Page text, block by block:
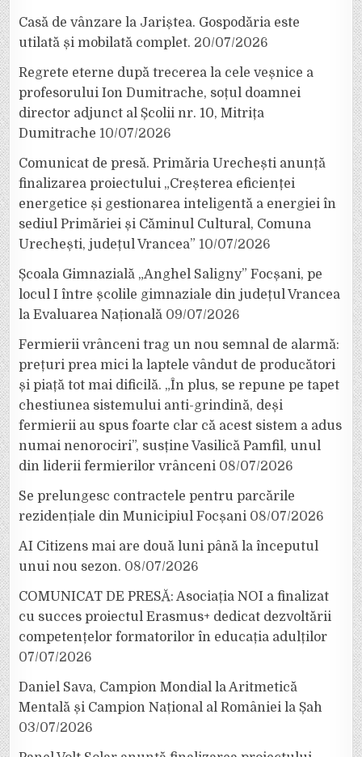
Casă de vânzare la Jariștea. Gospodăria este
utilată și mobilată complet. 20/07/2026
Regrete eterne după trecerea la cele veșnice a
profesorului Ion Dumitrache, soțul doamnei
director adjunct al Școlii nr. 10, Mitrița
Dumitrache 10/07/2026
Comunicat de presă. Primăria Urechești anunță
finalizarea proiectului „Creșterea eficienței
energetice și gestionarea inteligentă a energiei în
sediul Primăriei și Căminul Cultural, Comuna
Urechești, județul Vrancea” 10/07/2026
Școala Gimnazială „Anghel Saligny” Focșani, pe
locul I între școlile gimnaziale din județul Vrancea
la Evaluarea Națională 09/07/2026
Fermierii vrânceni trag un nou semnal de alarmă:
prețuri prea mici la laptele vândut de producători
și piață tot mai dificilă. „În plus, se repune pe tapet
chestiunea sistemului anti-grindină, deși
fermierii au spus foarte clar că acest sistem a adus
numai nenorociri”, susține Vasilică Pamfil, unul
din liderii fermierilor vrânceni 08/07/2026
Se prelungesc contractele pentru parcările
rezidențiale din Municipiul Focșani 08/07/2026
AI Citizens mai are două luni până la începutul
unui nou sezon. 08/07/2026
COMUNICAT DE PRESĂ: Asociația NOI a finalizat
cu succes proiectul Erasmus+ dedicat dezvoltării
competențelor formatorilor în educația adulților
07/07/2026
Daniel Sava, Campion Mondial la Aritmetică
Mentală și Campion Național al României la Șah
03/07/2026